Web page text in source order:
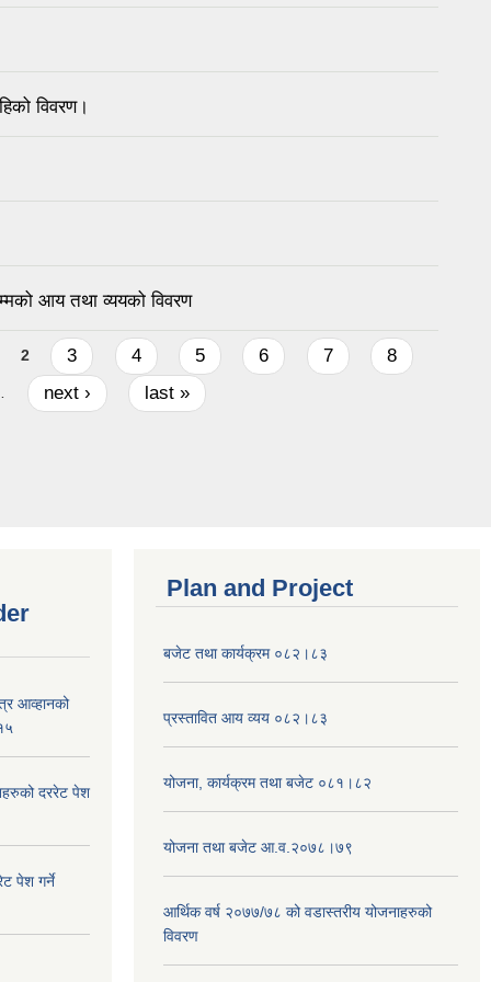
विवरण।
आय तथा व्ययको विवरण
2 3 4 5 6 7
8
next › last »
आव्हानको
दररेट पेश
पेश गर्ने
Plan and Project
बजेट तथा कार्यक्रम ०८२।८३
प्रस्तावित आय व्यय ०८२।८३
योजना, कार्यक्रम तथा बजेट ०८१।८२
योजना तथा बजेट आ.व.२०७८।७९
आर्थिक वर्ष २०७७/७८ को वडास्तरीय योजनाहरुको
विवरण